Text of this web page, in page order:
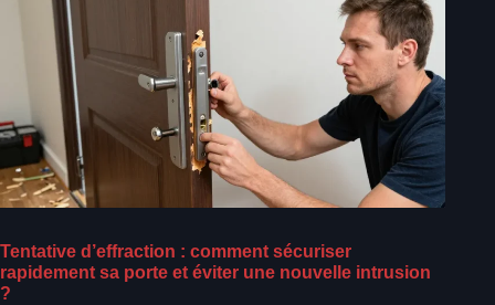
Tentative d’effraction : comment sécuriser
rapidement sa porte et éviter une nouvelle intrusion
?